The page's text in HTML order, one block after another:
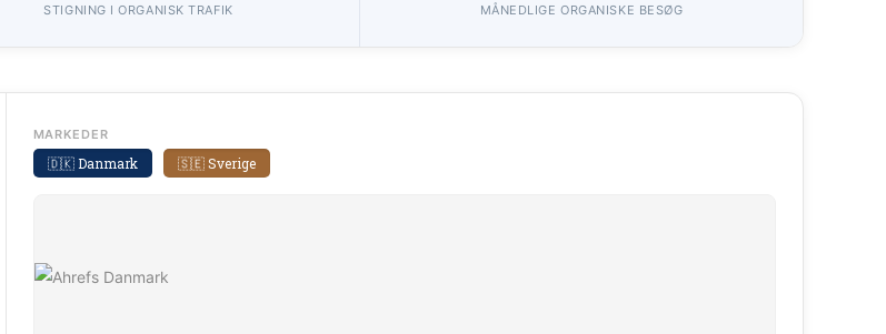
STIGNING I ORGANISK TRAFIK MÅNEDLIGE ORGANISKE BESØG
MARKEDER
🇩🇰 Danmark 🇸🇪 Sverige